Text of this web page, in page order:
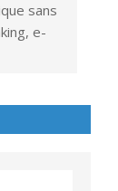
sans
e-